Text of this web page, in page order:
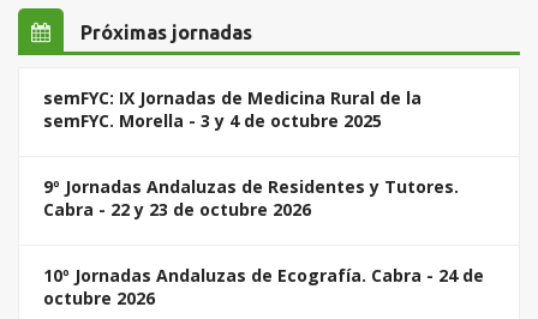
Próximas jornadas
semFYC: IX Jornadas de Medicina Rural de la
semFYC. Morella - 3 y 4 de octubre 2025
9º Jornadas Andaluzas de Residentes y Tutores.
Cabra - 22 y 23 de octubre 2026
10º Jornadas Andaluzas de Ecografía. Cabra - 24 de
octubre 2026